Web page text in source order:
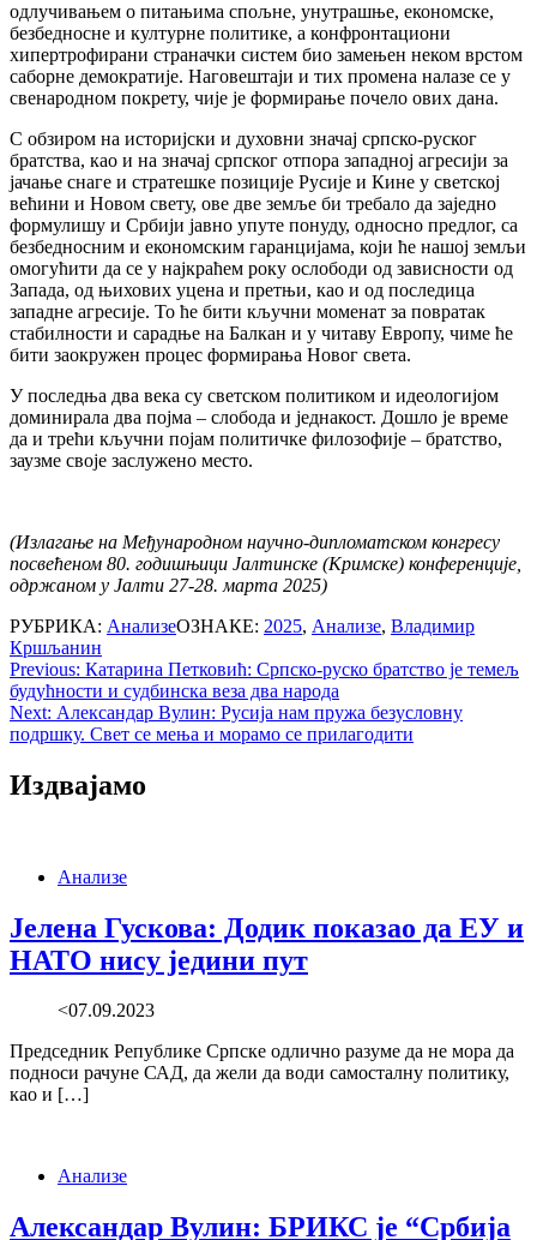
одлучивањем о питањима спољне, унутрашње, економске,
безбедносне и културне политике, а конфронтациони
хипертрофирани страначки систем био замењен неком врстом
саборне демократије. Наговештаји и тих промена налазе се у
свенародном покрету, чије је формирање почело ових дана.
С обзиром на историјски и духовни значај српско-руског
братства, као и на значај српског отпора западној агресији за
јачање снаге и стратешке позиције Русије и Кине у светској
већини и Новом свету, ове две земље би требало да заједно
формулишу и Србији јавно упуте понуду, односно предлог, са
безбедносним и економским гаранцијама, који ће нашој земљи
омогућити да се у најкраћем року ослободи од зависности од
Запада, од њихових уцена и претњи, као и од последица
западне агресије. То ће бити кључни моменат за повратак
стабилности и сарадње на Балкан и у читаву Европу, чиме ће
бити заокружен процес формирања Новог света.
У последња два века су светском политиком и идеологијом
доминирала два појма – слобода и једнакост. Дошло је време
да и трећи кључни појам политичке филозофије – братство,
заузме своје заслужено место.
(Излагање на Међународном научно-дипломатском конгресу
посвећеном 80. годишњици Јалтинске (Кримске) конференције,
одржаном у Јалти 27-28. марта 2025)
РУБРИКА: АнализеОЗНАКЕ: 2025, Анализе, Владимир
Кршљанин
Post
navigation
Previous: Катарина Петковић: Српско-руско братство је темељ
будућности и судбинска веза два народа
Next: Александар Вулин: Русија нам пружа безусловну
подршку. Свет се мења и морамо се прилагодити
Издвајамо
Анализе
Јелена Гускова: Додик показао да ЕУ и
НАТО нису једини пут
<07.09.2023
Председник Републике Српске одлично разуме да не мора да
подноси рачуне САД, да жели да води самосталну политику,
као и […]
Анализе
Александар Вулин: БРИКС је “Србија